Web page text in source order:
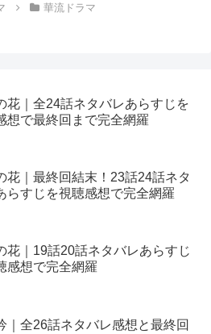
華流ドラマ
花｜全24話ネタバレあらすじを
想で最終回まで完全網羅
花｜最終回結末！23話24話ネタ
らすじを視聴感想で完全網羅
花｜19話20話ネタバレあらすじ
感想で完全網羅
｜全26話ネタバレ感想と最終回